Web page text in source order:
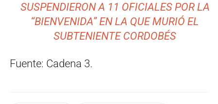
SUSPENDIERON A 11 OFICIALES POR LA
“BIENVENIDA” EN LA QUE MURIÓ EL
SUBTENIENTE CORDOBÉS
Fuente: Cadena 3.